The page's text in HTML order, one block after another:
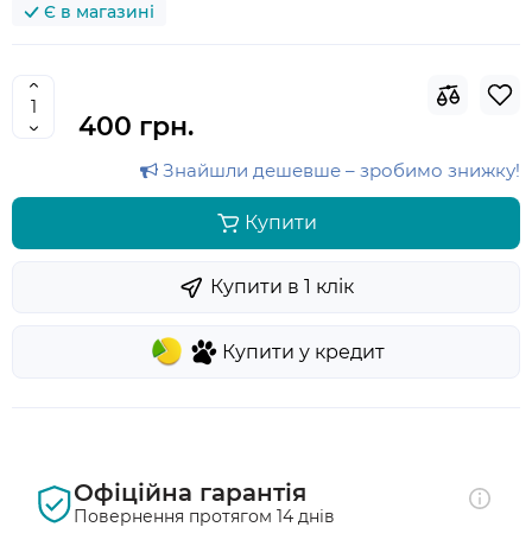
Є в магазині
400 грн.
Знайшли дешевше – зробимо знижку!
Купити
Купити у кредит
Купити в 1 клiк
Офіційна гарантія
Повернення протягом 14 днів